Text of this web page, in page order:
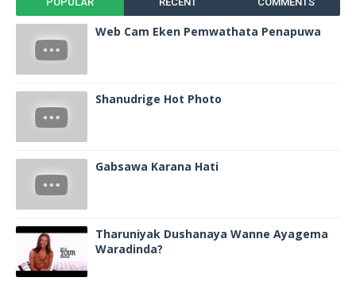
Web Cam Eken Pemwathata Penapuwa
Shanudrige Hot Photo
Gabsawa Karana Hati
Tharuniyak Dushanaya Wanne Ayagema
Waradinda?